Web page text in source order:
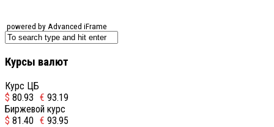
powered by Advanced iFrame
Курсы валют
Курс ЦБ
$ 80.93 € 93.19
Биржевой курс
$ 81.40 € 93.95